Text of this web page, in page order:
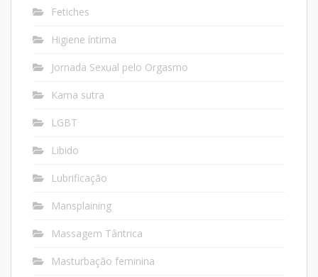
Fetiches
Higiene íntima
Jornada Sexual pelo Orgasmo
Kama sutra
LGBT
Libido
Lubrificação
Mansplaining
Massagem Tântrica
Masturbação feminina